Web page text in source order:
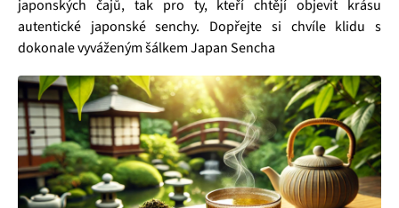
japonských čajů, tak pro ty, kteří chtějí objevit krásu
autentické japonské senchy. Dopřejte si chvíle klidu s
dokonale vyváženým šálkem Japan Sencha